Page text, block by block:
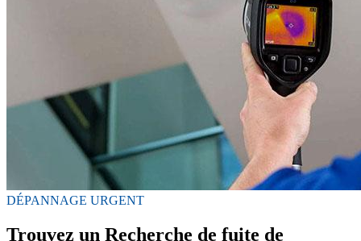
DÉPANNAGE URGENT
Trouvez un Recherche de fuite de